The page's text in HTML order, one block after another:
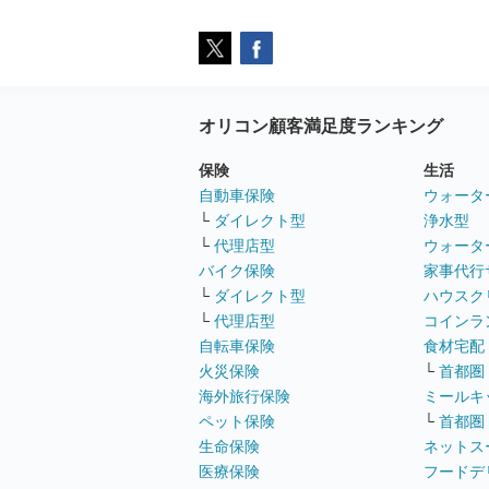
オリコン顧客満足度ランキング
保険
自動車保険
└ ダイレクト型
└ 代理店型
バイク保険
└ ダイレクト型
└ 代理店型
自転車保険
火災保険
海外旅行保険
ペット保険
生命保険
医療保険
生活
ウォー
浄水型
ウォー
家事代行
ハウスク
コイン
食材宅配
└ 首都圏
ミールキ
└ 首都圏
ネットス
フード